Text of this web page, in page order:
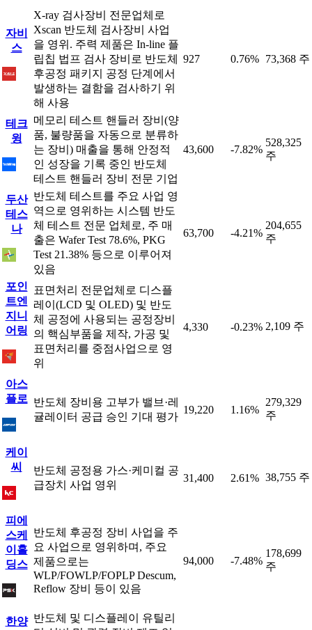
자비
스
X-ray 검사장비 전문업체로
Xscan 반도체 검사장비 사업
을 영위. 주력 제품은 In-line 플
립칩 법프 검사 장비로 반도체
후공정 패키지 공정 단계에서
발생하는 결함을 검사하기 위
해 사용
927 0.76% 73,368 주
테크
윙
메모리 테스트 핸들러 장비(양
품, 불량품을 자동으로 분류하
는 장비) 매출을 통해 안정적
인 성장을 기록 중인 반도체
테스트 핸들러 장비 전문 기업
43,600 -7.82%
528,325
주
두산
테스
나
반도체 테스트를 주요 사업 영
역으로 영위하는 시스템 반도
체 테스트 전문 업체로, 주 매
출은 Wafer Test 78.6%, PKG
Test 21.38% 등으로 이루어져
있음
63,700 -4.21%
204,655
주
포인
트엔
지니
어링
표면처리 전문업체로 디스플
레이(LCD 및 OLED) 및 반도
체 공정에 사용되는 공정장비
의 핵심부품을 제작, 가공 및
표면처리를 중점사업으로 영
위
4,330 -0.23% 2,109 주
아스
플로 반도체 장비용 고부가 밸브·레
귤레이터 공급 승인 기대 평가
19,220 1.16%
279,329
주
케이
씨
반도체 공정용 가스·케미컬 공
급장치 사업 영위
31,400 2.61% 38,755 주
피에
스케
이홀
딩스
반도체 후공정 장비 사업을 주
요 사업으로 영위하며, 주요
제품으로는
WLP/FOWLP/FOPLP Descum,
Reflow 장비 등이 있음
94,000 -7.48%
178,699
주
한양 반도체 및 디스플레이 유틸리